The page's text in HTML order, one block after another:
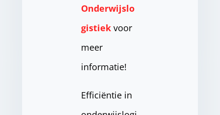
Onderwijslo
gistiekvoor
meer
informatie!
Efficiëntie in